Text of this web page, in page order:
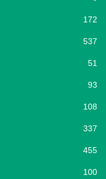
172
537
51
93
108
337
455
100